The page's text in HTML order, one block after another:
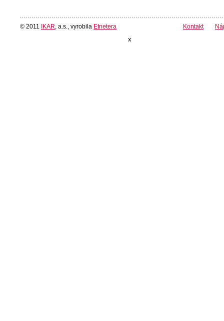
© 2011 IKAR , a.s., vyrobila Etnetera Kontakt
x